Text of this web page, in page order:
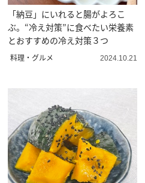
「納豆」にいれると腸がよろこ
ぶ。“冷え対策”に食べたい栄養素
とおすすめの冷え対策３つ
料理・グルメ 2024.10.21